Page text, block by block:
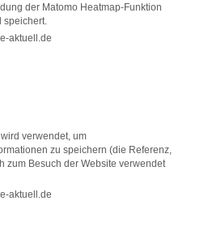
der Matomo Heatmap-Funktion
speichert.
aktuell.de
verwendet, um
zu speichern (die Referenz,
zum Besuch der Website verwendet
aktuell.de